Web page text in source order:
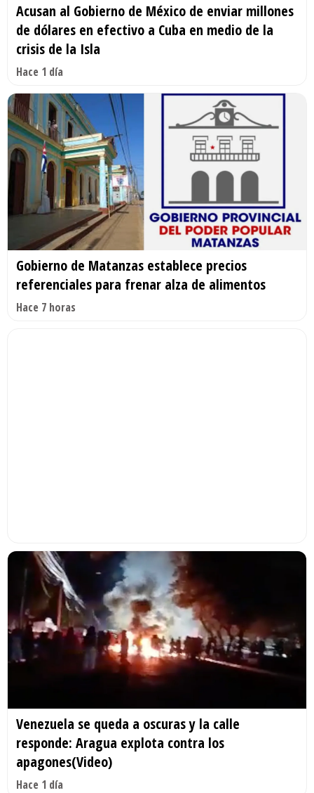
Acusan al Gobierno de México de enviar millones
de dólares en efectivo a Cuba en medio de la
crisis de la Isla
Hace 1 día
Gobierno de Matanzas establece precios
referenciales para frenar alza de alimentos
Hace 7 horas
Venezuela se queda a oscuras y la calle
responde: Aragua explota contra los
apagones(Video)
Hace 1 día